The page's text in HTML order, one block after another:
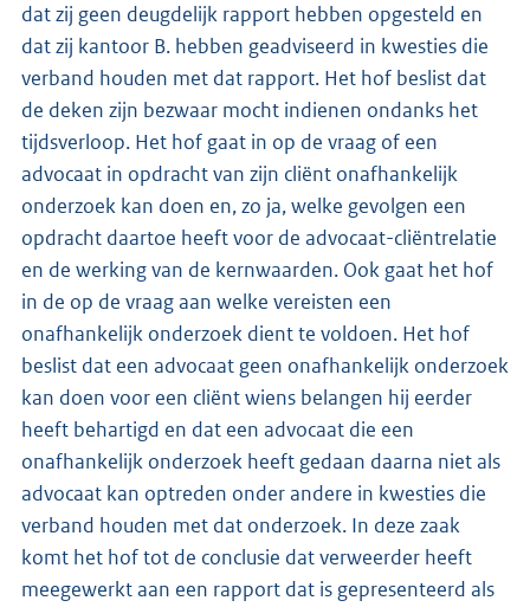
dat zij geen deugdelijk rapport hebben opgesteld en
dat zij kantoor B. hebben geadviseerd in kwesties die
verband houden met dat rapport. Het hof beslist dat
de deken zijn bezwaar mocht indienen ondanks het
tijdsverloop. Het hof gaat in op de vraag of een
advocaat in opdracht van zijn cliënt onafhankelijk
onderzoek kan doen en, zo ja, welke gevolgen een
opdracht daartoe heeft voor de advocaat-cliëntrelatie
en de werking van de kernwaarden. Ook gaat het hof
in de op de vraag aan welke vereisten een
onafhankelijk onderzoek dient te voldoen. Het hof
beslist dat een advocaat geen onafhankelijk onderzoek
kan doen voor een cliënt wiens belangen hij eerder
heeft behartigd en dat een advocaat die een
onafhankelijk onderzoek heeft gedaan daarna niet als
advocaat kan optreden onder andere in kwesties die
verband houden met dat onderzoek. In deze zaak
komt het hof tot de conclusie dat verweerder heeft
meegewerkt aan een rapport dat is gepresenteerd als